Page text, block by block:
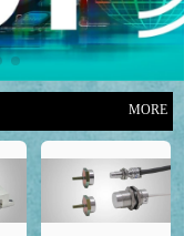
i
g
t
i
n
MORE